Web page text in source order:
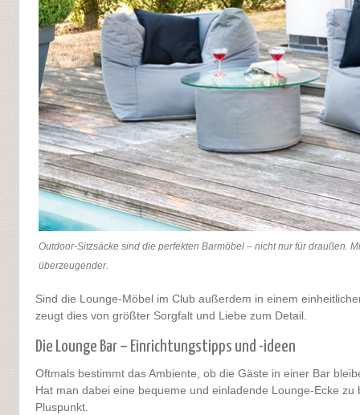
Outdoor-Sitzsäcke sind die perfekten Barmöbel – nicht nur für draußen.
überzeugender.
Sind die Lounge-Möbel im Club außerdem in einem
zeugt dies von größter Sorgfalt und Liebe zum Detail.
Die Lounge Bar – Einrichtungstipps und -ideen
Oftmals bestimmt das Ambiente, ob die Gäste in einer Bar
Hat man dabei eine bequeme und einladende Lounge-Ecke
Pluspunkt.